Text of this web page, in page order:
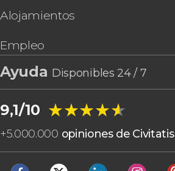
Alojamientos
Empleo
Ayuda Disponibles 24 / 7
9,1/10 ★★★★★
★★★★★
+5.000.000 opiniones de Civitatis